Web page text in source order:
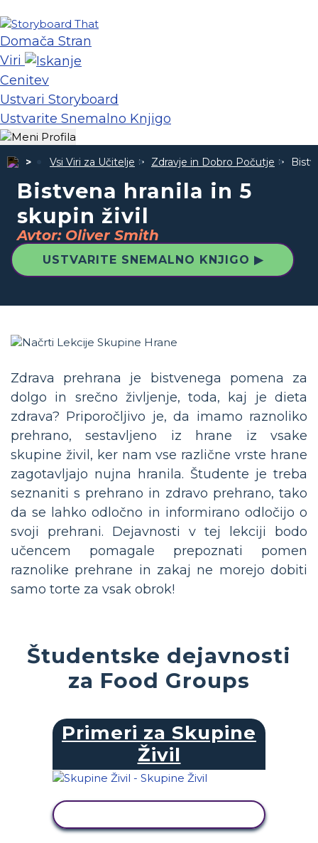
Domača Stran
Viri
Cenitev
Ustvari Storyboard
Ustvarite Snemalno Knjigo
Vsi Viri za Učitelje Zdravje in Dobro Počutje
Bistvena hranila in 5
skupin živil
Avtor: Oliver Smith
USTVARITE SNEMALNO KNJIGO ▶
Zdrava prehrana je bistvenega pomena za
dolgo in srečno življenje, toda, kaj je dieta
zdrava? Priporočljivo je, da imamo raznoliko
prehrano, sestavljeno iz hrane iz vsake
skupine živil, ker nam vse različne vrste hrane
zagotavljajo nujna hranila. Študente je treba
seznaniti s prehrano in zdravo prehrano, tako
da se lahko odločno in informirano odločijo o
svoji prehrani. Dejavnosti v tej lekciji bodo
učencem pomagale prepoznati pomen
raznolike prehrane in zakaj ne morejo dobiti
samo torte za vsak obrok!
Študentske dejavnosti
za Food Groups
Primeri za Skupine
Živil